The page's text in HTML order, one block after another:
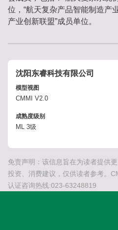
位，“航天复杂产品智能制造产
产业创新联盟”成员单位。
沈阳东睿科技有限公司
模型视图
CMMI V2.0
成熟度级别
ML 3级
免责声明：该信息旨在为读者提供
投资、消费建议，仅供读者参考。
认证咨询热线:023-63248819